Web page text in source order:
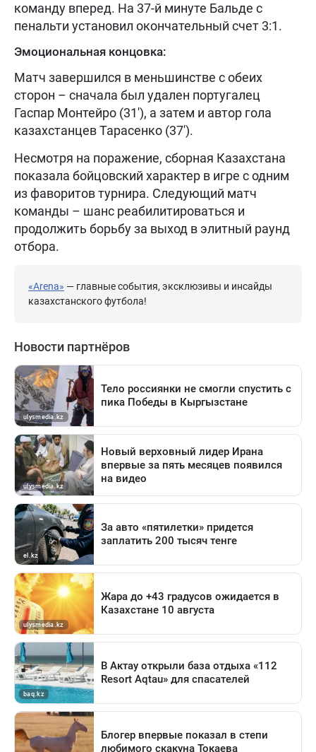
команду вперед. На 37-й минуте Бальде с
пенальти установил окончательный счет 3:1.
Эмоциональная концовка:
Матч завершился в меньшинстве с обеих
сторон – сначала был удален португалец
Гаспар Монтейро (31'), а затем и автор гола
казахстанцев Тарасенко (37').
Несмотря на поражение, сборная Казахстана
показала бойцовский характер в игре с одним
из фаворитов турнира. Следующий матч
команды – шанс реабилитироваться и
продолжить борьбу за выход в элитный раунд
отбора.
«Arena» — главные события, эксклюзивы и инсайды
казахстанского футбола!